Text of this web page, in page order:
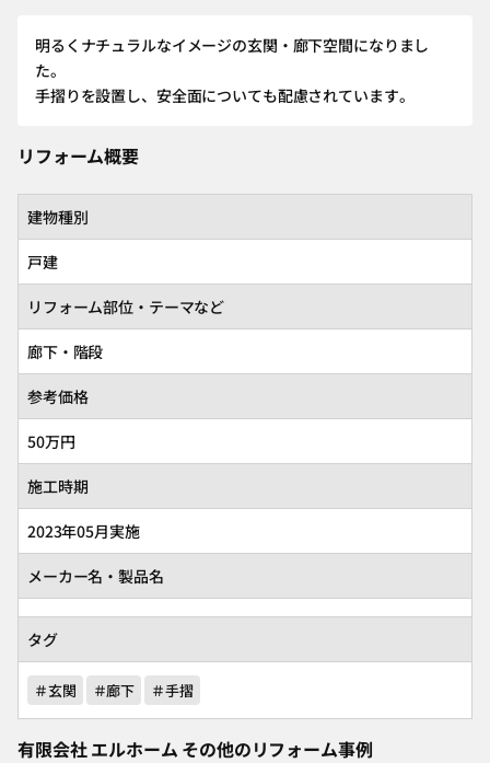
明るくナチュラルなイメージの玄関・廊下空間になりまし
た。
手摺りを設置し、安全面についても配慮されています。
リフォーム概要
建物種別
戸建
リフォーム部位・テーマなど
廊下・階段
参考価格
50万円
施工時期
2023年05月実施
メーカー名・製品名
タグ
＃玄関 ＃廊下 ＃手摺
有限会社 エルホーム その他のリフォーム事例